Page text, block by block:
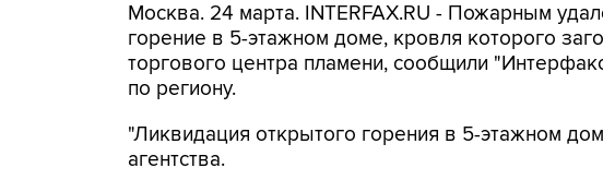
Москва. 24 марта. INTERFAX.RU - Пожарным
горение в 5-этажном доме, кровля которого
торгового центра пламени, сообщили
по региону.
"Ликвидация открытого горения в 5-этажном
агентства.